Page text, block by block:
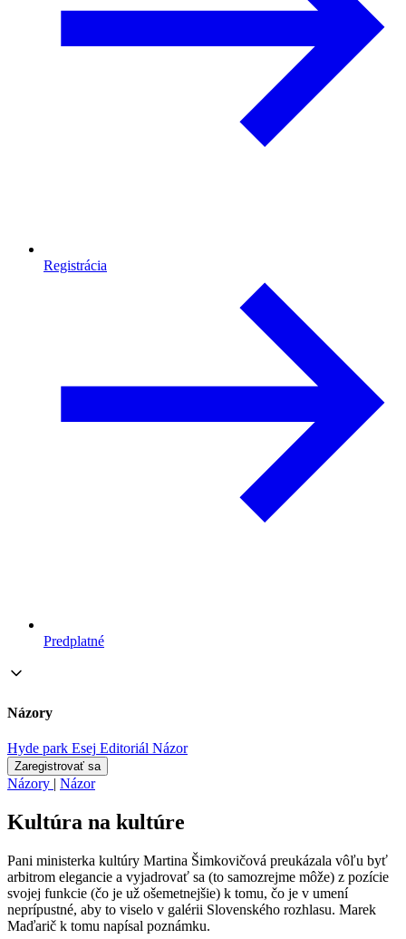
Registrácia
Predplatné
Názory
Hyde park Esej Editoriál Názor
Zaregistrovať sa
Názory | Názor
Kultúra na kultúre
Pani ministerka kultúry Martina Šimkovičová preukázala vôľu byť
arbitrom elegancie a vyjadrovať sa (to samozrejme môže) z pozície
svojej funkcie (čo je už ošemetnejšie) k tomu, čo je v umení
neprípustné, aby to viselo v galérii Slovenského rozhlasu. Marek
Maďarič k tomu napísal poznámku.